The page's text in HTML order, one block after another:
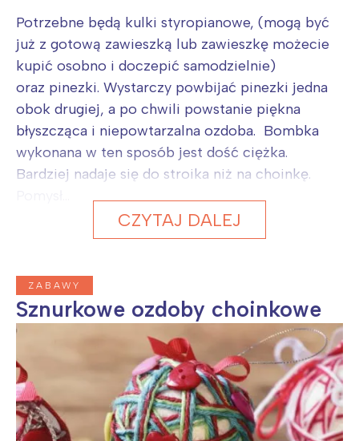
Potrzebne będą kulki styropianowe, (mogą być
już z gotową zawieszką lub zawieszkę możecie
kupić osobno i doczepić samodzielnie)
oraz pinezki. Wystarczy powbijać pinezki jedna
obok drugiej, a po chwili powstanie piękna
błyszcząca i niepowtarzalna ozdoba. Bombka
wykonana w ten sposób jest dość ciężka.
Bardziej nadaje się do stroika niż na choinkę.
CZYTAJ DALEJ
ZABAWY
Sznurkowe ozdoby choinkowe